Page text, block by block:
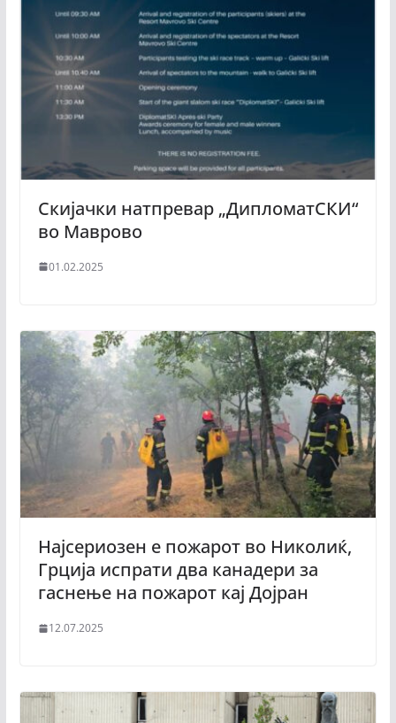
Скијачки натпревар „ДипломатСКИ“
во Маврово
01.02.2025
Најсериозен е пожарот во Николиќ,
Грција испрати два канадери за
гаснење на пожарот кај Дојран
12.07.2025